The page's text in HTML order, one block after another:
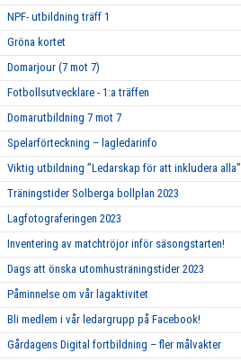
NPF- utbildning träff 1
Gröna kortet
Domarjour (7 mot 7)
Fotbollsutvecklare - 1:a träffen
Domarutbildning 7 mot 7
Spelarförteckning – lagledarinfo
Viktig utbildning ”Ledarskap för att inkludera alla”
Träningstider Solberga bollplan 2023
Lagfotograferingen 2023
Inventering av matchtröjor inför säsongstarten!
Dags att önska utomhusträningstider 2023
Påminnelse om vår lagaktivitet
Bli medlem i vår ledargrupp på Facebook!
Gårdagens Digital fortbildning – fler målvakter